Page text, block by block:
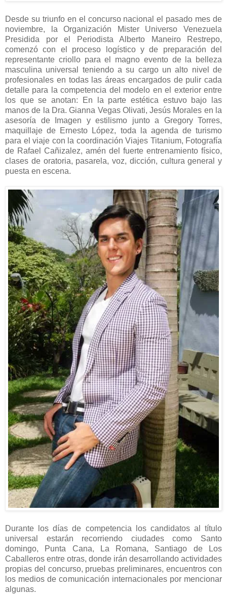
Desde su triunfo en el concurso nacional el pasado mes de
noviembre, la Organización Mister Universo Venezuela
Presidida por el Periodista Alberto Maneiro Restrepo,
comenzó con el proceso logístico y de preparación del
representante criollo para el magno evento de la belleza
masculina universal teniendo a su cargo un alto nivel de
profesionales en todas las áreas encargados de pulir cada
detalle para la competencia del modelo en el exterior entre
los que se anotan: En la parte estética estuvo bajo las
manos de la Dra. Gianna Vegas Olivati, Jesús Morales en la
asesoría de Imagen y estilismo junto a Gregory Torres,
maquillaje de Ernesto López, toda la agenda de turismo
para el viaje con la coordinación Viajes Titanium, Fotografía
de Rafael Cañizalez, amén del fuerte entrenamiento físico,
clases de oratoria, pasarela, voz, dicción, cultura general y
puesta en escena.
Durante los días de competencia los candidatos al título
universal estarán recorriendo ciudades como Santo
domingo, Punta Cana, La Romana, Santiago de Los
Caballeros entre otras, donde irán desarrollando actividades
propias del concurso, pruebas preliminares, encuentros con
los medios de comunicación internacionales por mencionar
algunas.